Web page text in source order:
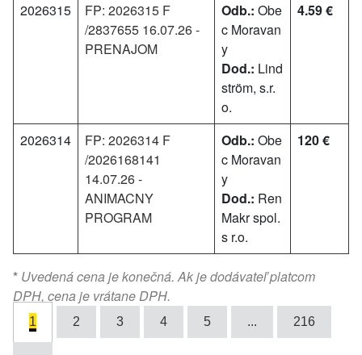
2026315
FP: 2026315 F
/2837655 16.07.26 -
PRENAJOM
Odb.: Obe
c Moravan
y
Dod.: Lind
ström, s.r.
o.
4.59 €
2026314
FP: 2026314 F
/2026168141
14.07.26 -
ANIMACNY
PROGRAM
Odb.: Obe
c Moravan
y
Dod.: Ren
Makr spol.
s r.o.
120 €
* Uvedená cena je konečná. Ak je dodávateľ platcom
DPH, cena je vrátane DPH.
1 2 3 4 5 ... 216